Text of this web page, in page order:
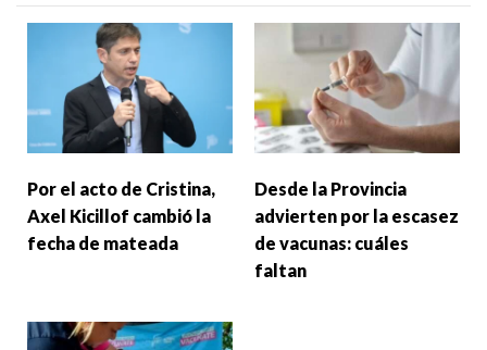
Por el acto de Cristina,
Axel Kicillof cambió la
fecha de mateada
Desde la Provincia
advierten por la escasez
de vacunas: cuáles
faltan